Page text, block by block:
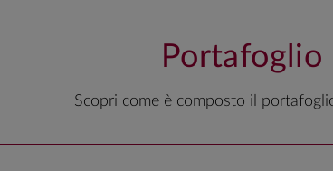
Portafoglio
Scopri come è composto il